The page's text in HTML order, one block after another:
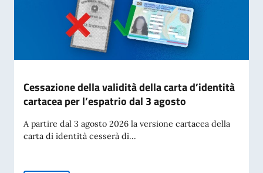
Cessazione della validità della carta d’identità
cartacea per l’espatrio dal 3 agosto
A partire dal 3 agosto 2026 la versione cartacea della
carta di identità cesserà di...